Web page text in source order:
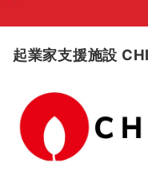
起業家支援施設